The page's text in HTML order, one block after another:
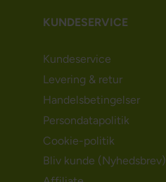
KUNDESERVICE
Kundeservice
Levering & retur
Handelsbetingelser
Persondatapolitik
Cookie-politik
Bliv kunde (Nyhedsbrev)